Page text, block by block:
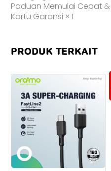
Paduan Memulai Cepat
Kartu Garansi × 1
PRODUK TERKAIT